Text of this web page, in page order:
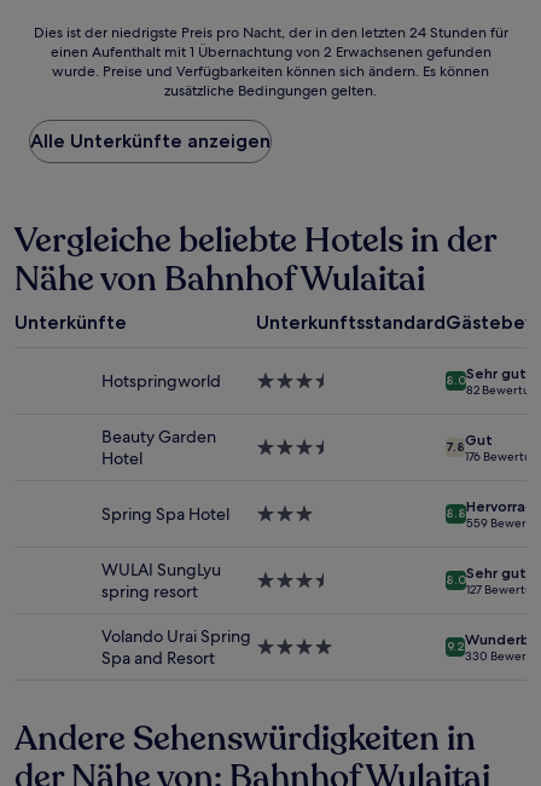
Dies
der
Preis
pro
Nacht,
den
letzten
24 Stunden
für
einen
1 Übernachtung
gefunden
zusätzliche
Dies ist der niedrigste Preis pro Nacht, der in den letzten 24 Stunden für
einen Aufenthalt mit 1 Übernachtung von 2 Erwachsenen gefunden
wurde. Preise und Verfügbarkeiten können sich ändern. Es können
zusätzliche Bedingungen gelten.
Alle Unterkünfte anzeigen
Vergleiche beliebte Hotels in der
Nähe von Bahnhof Wulaitai
Unterkünfte Unterkunftsstandard
Hotspringworld
3.5-
8.0Sehr gut
82
Beauty Garden
Hotel
3.5-
7.8Gut
176
Spring Spa Hotel
3.0-
8.8
559
WULAI SungLyu
spring resort
3.5-
8.0Sehr gut
127
Volando Urai Spring
Spa and Resort
4.0-
9.2
330
Andere Sehenswürdigkeiten in